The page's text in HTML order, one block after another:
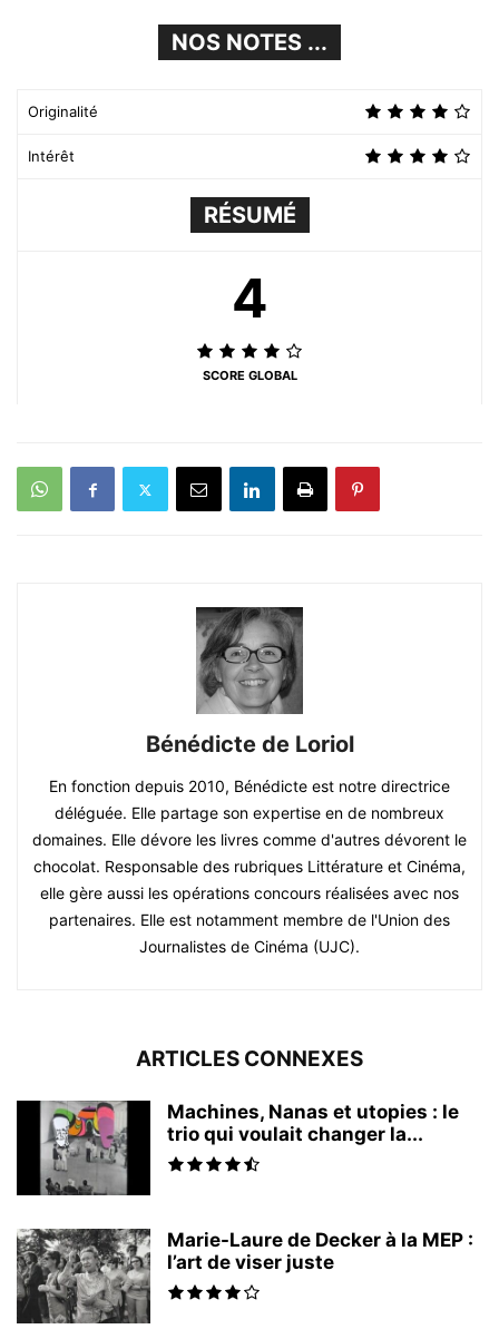
NOS NOTES ...
Originalité
Intérêt
RÉSUMÉ
4
SCORE GLOBAL
Bénédicte de Loriol
En fonction depuis 2010, Bénédicte est notre directrice
déléguée. Elle partage son expertise en de nombreux
domaines. Elle dévore les livres comme d'autres dévorent le
chocolat. Responsable des rubriques Littérature et Cinéma,
elle gère aussi les opérations concours réalisées avec nos
partenaires. Elle est notamment membre de l'Union des
Journalistes de Cinéma (UJC).
ARTICLES CONNEXES
Machines, Nanas et utopies : le
trio qui voulait changer la...
Marie-Laure de Decker à la MEP :
l’art de viser juste